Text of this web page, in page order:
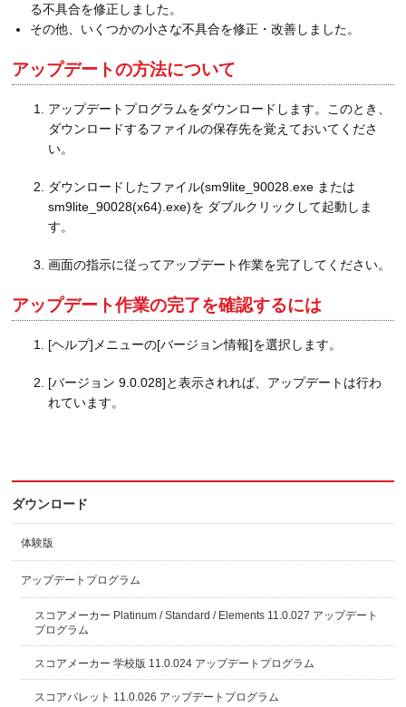
る不具合を修正しました。
その他、いくつかの小さな不具合を修正・改善しました。
アップデートの方法について
アップデートプログラムをダウンロードします。このとき、
ダウンロードするファイルの保存先を覚えておいてくださ
い。
ダウンロードしたファイル(sm9lite_90028.exe または
sm9lite_90028(x64).exe)を ダブルクリックして起動しま
す。
画面の指示に従ってアップデート作業を完了してください。
アップデート作業の完了を確認するには
[ヘルプ]メニューの[バージョン情報]を選択します。
[バージョン 9.0.028]と表示されれば、アップデートは行わ
れています。
ダウンロード
体験版
アップデートプログラム
スコアメーカー Platinum / Standard / Elements 11.0.027 アップデート
プログラム
スコアメーカー 学校版 11.0.024 アップデートプログラム
スコアパレット 11.0.026 アップデートプログラム